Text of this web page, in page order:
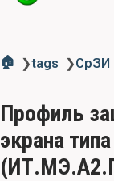
🏠 ❯tags ❯СрЗИ
Профиль
экрана